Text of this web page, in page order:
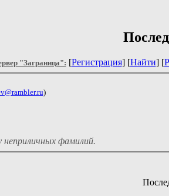
"Заграница": [Регистрация] [Найти] [
)
фамилий.